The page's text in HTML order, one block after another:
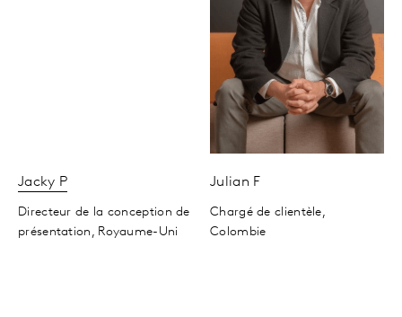
Jacky P
Directeur de la conception de
présentation, Royaume-Uni
Julian F
Chargé de clientèle,
Colombie